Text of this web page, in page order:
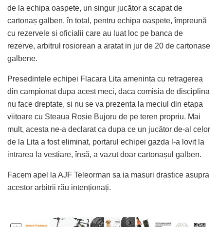
de la echipa oaspete, un singur jucător a scapat de
cartonaș galben, în total, pentru echipa oaspete, împreună
cu rezervele si oficialii care au luat loc pe banca de
rezerve, arbitrul rosiorean a aratat in jur de 20 de cartonase
galbene.
Presedintele echipei Flacara Lita ameninta cu retragerea
din campionat dupa acest meci, daca comisia de disciplina
nu face dreptate, si nu se va prezenta la meciul din etapa
viitoare cu Steaua Rosie Bujoru de pe teren propriu. Mai
mult, acesta ne-a declarat ca dupa ce un jucător de-al celor
de la Lita a fost eliminat, portarul echipei gazda l-a lovit la
intrarea la vestiare, însă, a vazut doar cartonașul galben.
Facem apel la AJF Teleorman sa ia masuri drastice asupra
acestor arbitrii rău intenționați.